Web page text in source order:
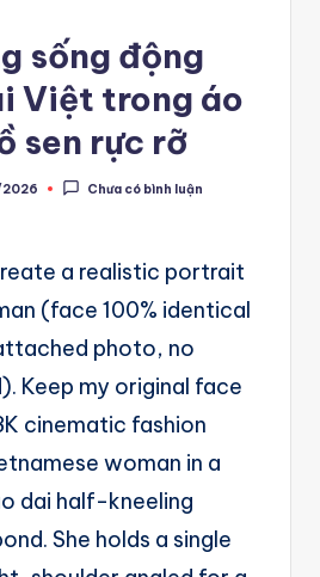
sống động
Việt trong áo
sen rực rỡ
Chưa có bình luận
a realistic portrait
(face 100% identical
photo, no
Keep my original face
cinematic fashion
woman in a
dai half-kneeling
She holds a single